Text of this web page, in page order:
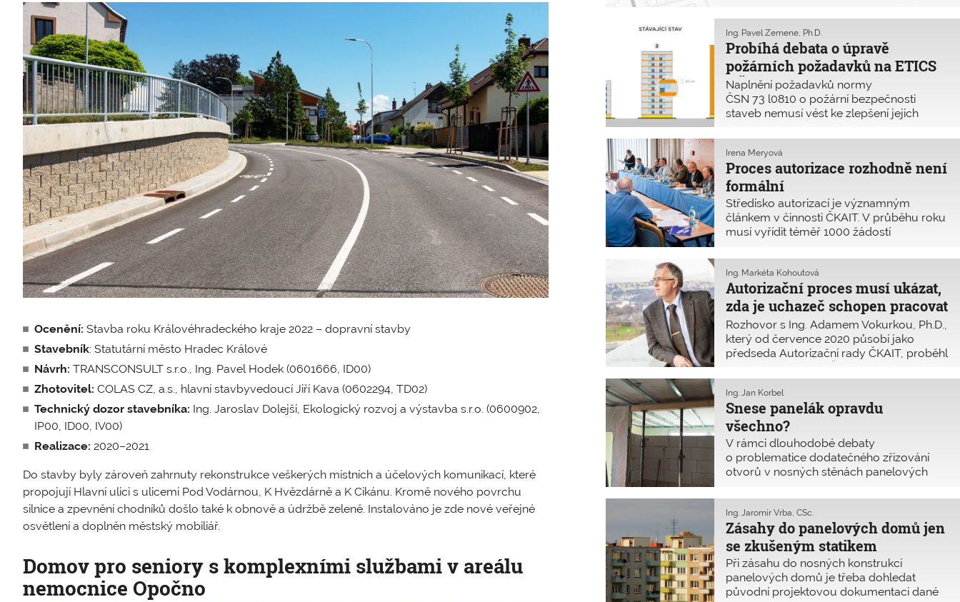
Ocenění: Stavba roku Královéhradeckého kraje 2022 – dopravní stavby
Stavebník: Statutární město Hradec Králové
Návrh: TRANSCONSULT s.r.o., Ing. Pavel Hodek (0601666, ID00)
Zhotovitel: COLAS CZ, a.s., hlavní stavbyvedoucí Jiří Kava (0602294, TD02)
Technický dozor stavebníka: Ing. Jaroslav Dolejší, Ekologický rozvoj a výstavba s.r.o. (0600902,
IP00, ID00, IV00)
Realizace: 2020–2021
Do stavby byly zároveň zahrnuty rekonstrukce veškerých místních a účelových komunikací, které
propojují Hlavní ulici s ulicemi Pod Vodárnou, K Hvězdárně a K Cikánu. Kromě nového povrchu
silnice a zpevnění chodníků došlo také k obnově a údržbě zeleně. Instalováno je zde nové veřejné
osvětlení a doplněn městský mobiliář.
Domov pro seniory s komplexními službami v areálu
nemocnice Opočno
návrhem a neodbornou realizací
úsporných energetických opatření
finančně podporovaných státem v rámci
programu Nová zelená úsporám Light.
Zde přinášíme výňatek z dopisu, na nějž
Komora zatím neobdržela odpověď.
Probíhá debata o úpravě
požárních požadavků na ETICS
v ČR
Ing. Pavel Zemene, Ph.D.
Naplnění požadavků normy
ČSN 73 l0810 o požární bezpečnosti
staveb nemusí vést ke zlepšení jejich
zateplovacích systémů fasád (ETICS) nyní
prověřuje Univerzitní centrum energeticky
efektivních budov (UCEEB) při ČVUT. Na
základě jeho výsledků by mohlo dojít
k zahájení revize této normy již v roce
2024.
Proces autorizace rozhodně není
formální
Irena Meryová
Středisko autorizací je významným
článkem v činnosti ČKAIT. V průběhu roku
musí vyřídit téměř 1000 žádostí
autorizace, jehož cílem je, aby se členy
ČKAIT, a tedy autorizovanými osobami
mohli stát jen skuteční odborníci. Změny
ve stavebnictví i v celé naší společnosti se
samozřejmě projevují v samotném
autorizačním procesu. Informace o něm
by tedy měly zajímat nejen žadatele
o autorizaci, ale i autorizované osoby.
Autorizační proces musí ukázat,
zda je uchazeč schopen pracovat
samostatně
Ing. Markéta Kohoutová
Rozhovor s Ing. Adamem Vokurkou, Ph.D.,
který od července 2020 působí jako
předseda Autorizační rady ČKAIT, proběhl
zastává funkci proděkana pro výstavbu.
Podle jeho zkušeností je velký rozdíl mezi
zájemci o autorizaci, a to zejména podle
toho, jaké mají vzdělání. Chce sestavit
seznam škol, jejichž absolventi budou
muset před zkouškou odborné
způsobilosti složit rozdílové zkoušky.
Snaží se jasně rozlišit autorizaci technika,
stavitele a inženýra.
Snese panelák opravdu
všechno?
Ing. Jan Korbel
V rámci dlouhodobé debaty
o problematice dodatečného zřizování
otvorů v nosných stěnách panelových
soudu ČKAIT z minulého roku.
Neodbornost a rozsah zásahu jsou někdy
opravdu alarmující. Pokud se chyby
dopustí autorizované osoby, musí se
zodpovídat před disciplinárními orgány
Komory.
Zásahy do panelových domů jen
se zkušeným statikem
Ing. Jaromír Vrba, CSc.
Při zásahu do nosných konstrukcí
panelových domů je třeba dohledat
původní projektovou dokumentaci dané